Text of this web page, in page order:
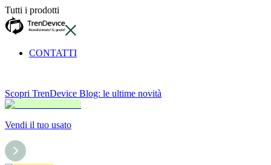
Tutti i prodotti
CONTATTI
Scopri TrenDevice Blog: le ultime novità
Vendi il tuo usato